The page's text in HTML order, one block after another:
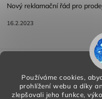
Používáme cookies,
prohlížení webu a díky
zlepšovali jeho funkce,
Nový reklamační řád pro
16.2.2023
Reklamace a vracení
Podmínky